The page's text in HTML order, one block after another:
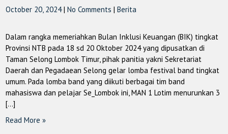
October 20, 2024 |No Comments |Berita
Dalam rangka memeriahkan Bulan Inklusi Keuangan (BIK) tingkat
Provinsi NTB pada 18 sd 20 Oktober 2024 yang dipusatkan di
Taman Selong Lombok Timur, pihak panitia yakni Sekretariat
Daerah dan Pegadaean Selong gelar lomba festival band tingkat
umum. Pada lomba band yang diikuti berbagai tim band
mahasiswa dan pelajar Se_Lombok ini, MAN 1 Lotim menurunkan 3
[…]
Read More »